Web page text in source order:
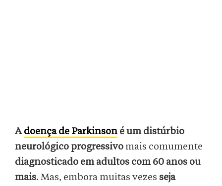
Adoença de Parkinson é um distúrbio
neurológico progressivo mais comumente
diagnosticado em adultos com 60 anos ou
mais. Mas, embora muitas vezes seja